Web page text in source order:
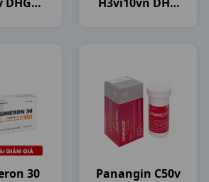
30
Panangin C50v